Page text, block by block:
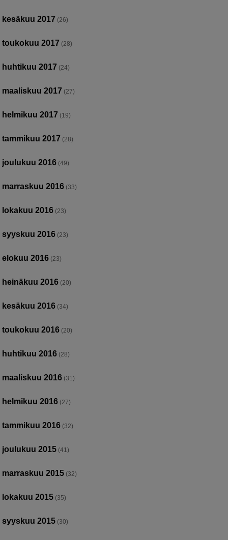
kesäkuu 2017 (26)
toukokuu 2017 (28)
huhtikuu 2017 (24)
maaliskuu 2017 (27)
helmikuu 2017 (19)
tammikuu 2017 (28)
joulukuu 2016 (49)
marraskuu 2016 (33)
lokakuu 2016 (23)
syyskuu 2016 (23)
elokuu 2016 (23)
heinäkuu 2016 (20)
kesäkuu 2016 (34)
toukokuu 2016 (20)
huhtikuu 2016 (28)
maaliskuu 2016 (31)
helmikuu 2016 (27)
tammikuu 2016 (32)
joulukuu 2015 (41)
marraskuu 2015 (32)
lokakuu 2015 (35)
syyskuu 2015 (30)